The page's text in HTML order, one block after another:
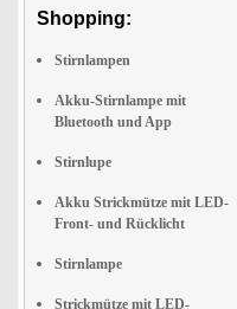
Shopping:
Stirnlampen
Akku-Stirnlampe mit
Bluetooth und App
Stirnlupe
Akku Strickmütze mit LED-
Front- und Rücklicht
Stirnlampe
Strickmütze mit LED-